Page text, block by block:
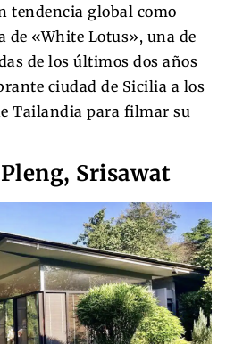
tendencia global como
de «White Lotus», una de
de los últimos dos años
ciudad de Sicilia a los
Tailandia para filmar su
Srisawat